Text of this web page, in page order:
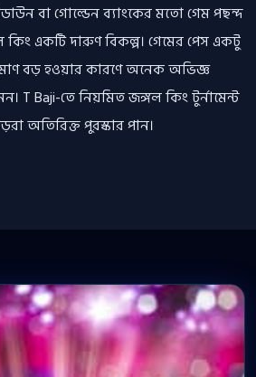
বা গোল্ডেন ব্যাংকের মতো গেম পছন্দ
একটি দারুণ বিকল্প। গেমের পেস একটু
বড় হওয়ার কারণে অনেক অভিজ্ঞ
T Baji-তে নিয়মিত জঙ্গল কিং টুর্নামেন্ট
অতিরিক্ত পুরস্কার পান।